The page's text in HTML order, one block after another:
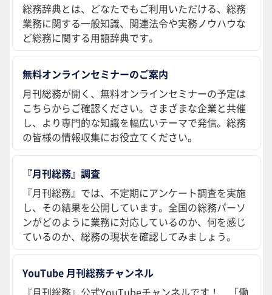
総務辞典とは、どなたでもご利用いただける、総務
業務に関する一般知識、関連法令や実務ノウハウな
ど総務に関する用語辞典です。
無料オンラインセミナーのご案内
月刊総務が開く、無料オンラインセミナーの予定は
こちらからご確認ください。さまざまな企業と共催
し、より専門的な知識を幅広いテーマで発信。総務
の皆様の情報収集にお役立てください。
『月刊総務』調査
『月刊総務』では、不定期にアンケート調査を実施
し、その結果を公開しています。全国の総務パーソ
ンがどのように業務に対応しているのか、何を感じ
ているのか、総務の現状を確認してみましょう。
YouTube 月刊総務チャンネル
『月刊総務』公式YouTubeチャンネルです！ 「働